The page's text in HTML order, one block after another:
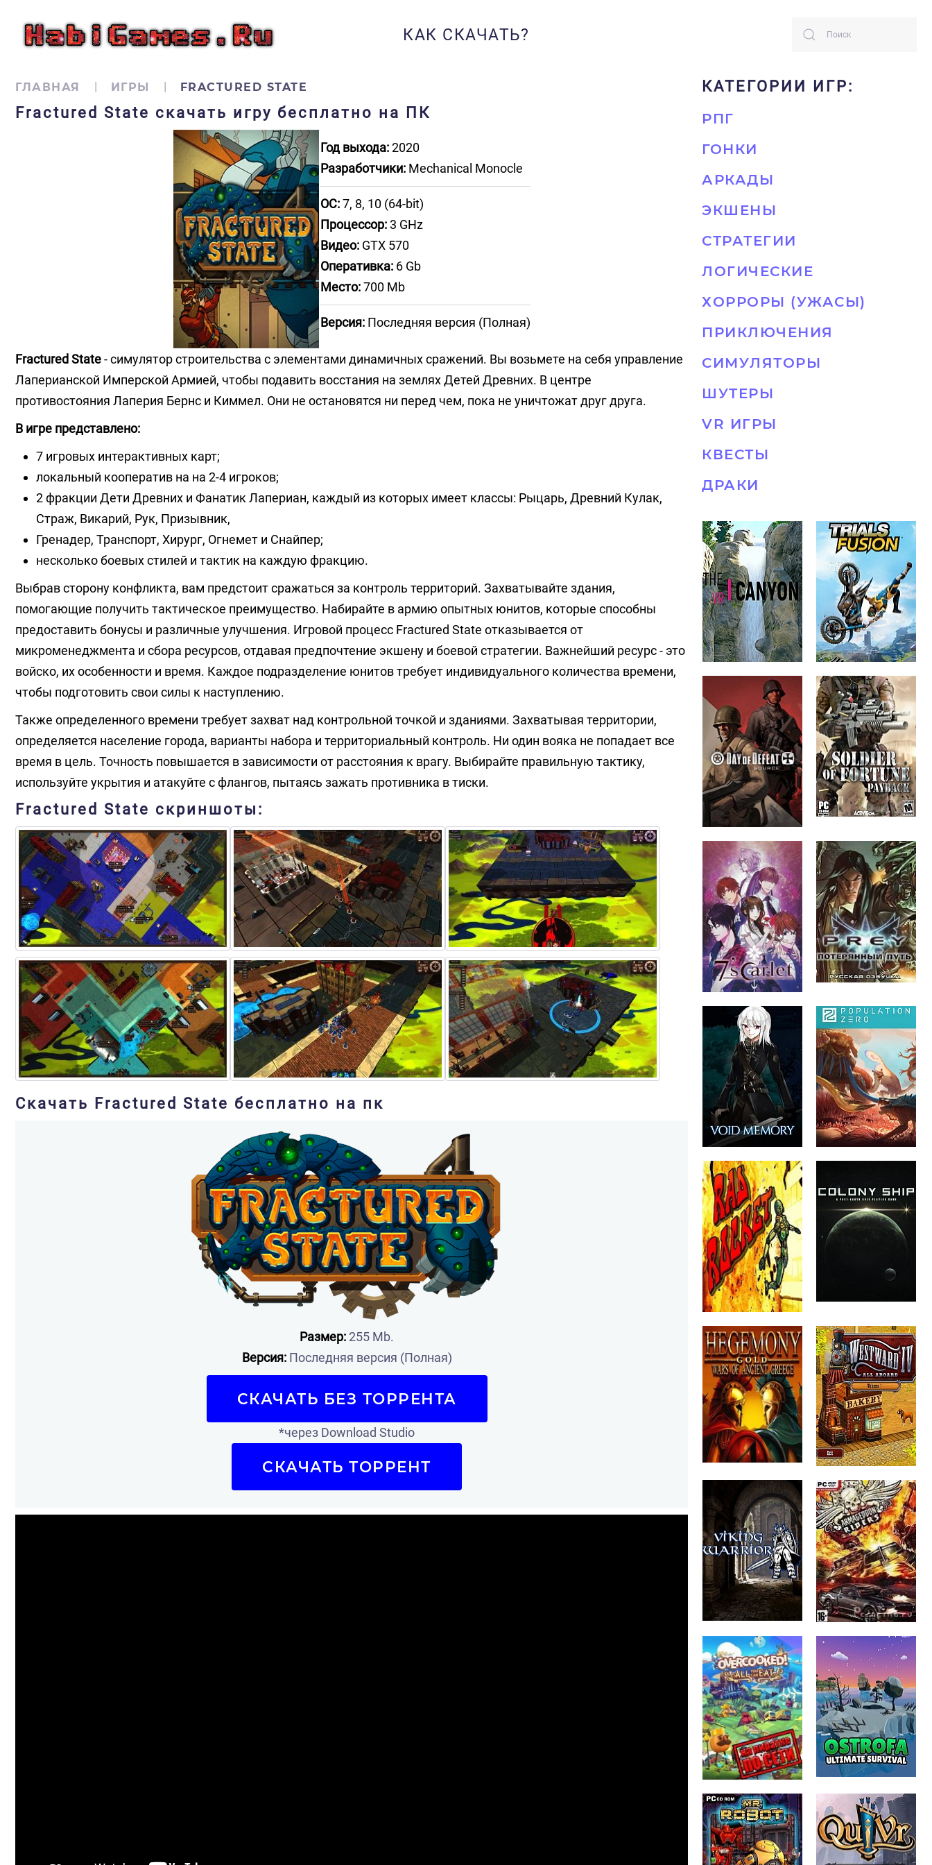
КАК СКАЧАТЬ?
ГЛАВНАЯ ИГРЫ FRACTURED STATE
Fractured State скачать игру бесплатно на ПК
Год выхода:2020
Разработчики:Mechanical Monocle
ОС:7, 8, 10 (64-bit)
Процессор:3 GHz
Видео:GTX 570
Оперативка:6 Gb
Место:700 Mb
Версия:Последняя версия (Полная)
Fractured State- симулятор строительства с элементами динамичных сражений. Вы возьмете на себя управление
Лаперианской Имперской Армией, чтобы подавить восстания на землях Детей Древних. В центре
противостояния Лаперия Бернс и Киммел. Они не остановятся ни перед чем, пока не уничтожат друг друга.
В игре представлено:
7 игровых интерактивных карт;
локальный кооператив на на 2-4 игроков;
2 фракции Дети Древних и Фанатик Лапериан, каждый из которых имеет классы: Рыцарь, Древний Кулак,
Страж, Викарий, Рук, Призывник,
Гренадер, Транспорт, Хирург, Огнемет и Снайпер;
несколько боевых стилей и тактик на каждую фракцию.
Выбрав сторону конфликта, вам предстоит сражаться за контроль территорий. Захватывайте здания,
помогающие получить тактическое преимущество. Набирайте в армию опытных юнитов, которые способны
предоставить бонусы и различные улучшения. Игровой процесс Fractured State отказывается от
микроменеджмента и сбора ресурсов, отдавая предпочтение экшену и боевой стратегии. Важнейший ресурс - это
войско, их особенности и время. Каждое подразделение юнитов требует индивидуального количества времени,
чтобы подготовить свои силы к наступлению.
Также определенного времени требует захват над контрольной точкой и зданиями. Захватывая территории,
определяется население города, варианты набора и территориальный контроль. Ни один вояка не попадает все
время в цель. Точность повышается в зависимости от расстояния к врагу. Выбирайте правильную тактику,
используйте укрытия и атакуйте с флангов, пытаясь зажать противника в тиски.
Fractured State скриншоты:
Скачать Fractured State бесплатно на пк
Размер: 255 Mb.
Версия:Последняя версия (Полная)
СКАЧАТЬ БЕЗ ТОРРЕНТА
*через Download Studio
СКАЧАТЬ ТОРРЕНТ
КАТЕГОРИИ ИГР:
РПГ
ГОНКИ
АРКАДЫ
ЭКШЕНЫ
СТРАТЕГИИ
ЛОГИЧЕСКИЕ
ХОРРОРЫ (УЖАСЫ)
ПРИКЛЮЧЕНИЯ
СИМУЛЯТОРЫ
ШУТЕРЫ
VR ИГРЫ
КВЕСТЫ
ДРАКИ